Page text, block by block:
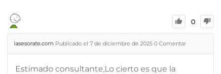
0
iasesorate.com Publicado el 7 de diciembre de 2025 0 Comentar
Estimado consultante,Lo cierto es que la